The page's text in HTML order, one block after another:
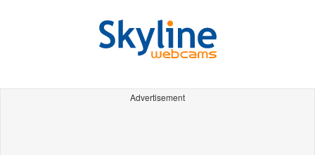
Advertisement